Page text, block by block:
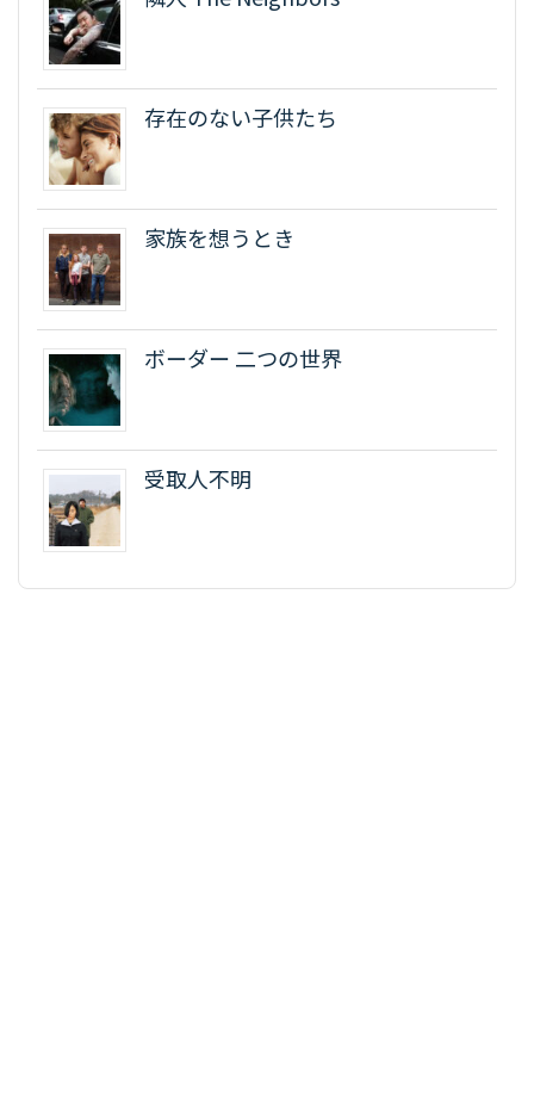
存在のない子供たち
家族を想うとき
ボーダー 二つの世界
受取人不明